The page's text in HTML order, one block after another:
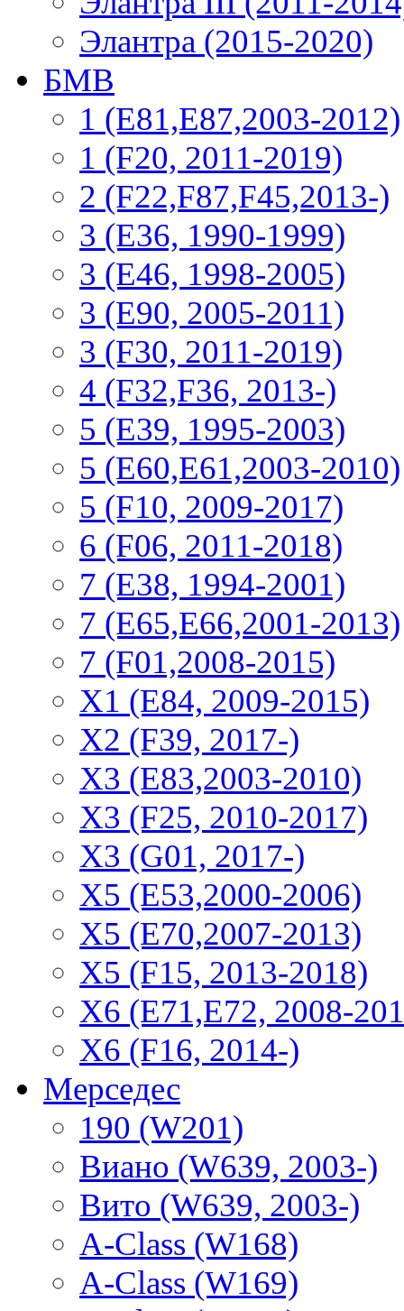
Элантра (2015-2020)
БМВ
1 (E81,E87,2003-2012)
1 (F20, 2011-2019)
2 (F22,F87,F45,2013-)
3 (Е36, 1990-1999)
3 (E46, 1998-2005)
3 (E90, 2005-2011)
3 (F30, 2011-2019)
4 (F32,F36, 2013-)
5 (E39, 1995-2003)
5 (E60,E61,2003-2010)
5 (F10, 2009-2017)
6 (F06, 2011-2018)
7 (E38, 1994-2001)
7 (E65,E66,2001-2013)
7 (F01,2008-2015)
X1 (E84, 2009-2015)
Х2 (F39, 2017-)
X3 (E83,2003-2010)
X3 (F25, 2010-2017)
X3 (G01, 2017-)
X5 (E53,2000-2006)
X5 (E70,2007-2013)
X5 (F15, 2013-2018)
X6 (E71,E72, 2008-
X6 (F16, 2014-)
Мерседес
190 (W201)
Виано (W639, 2003-)
Вито (W639, 2003-)
A-Class (W168)
A-Class (W169)